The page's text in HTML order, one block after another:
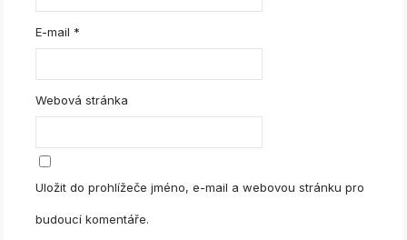
E-mail *
Webová stránka
Uložit do prohlížeče jméno, e-mail a webovou stránku pro
budoucí komentáře.